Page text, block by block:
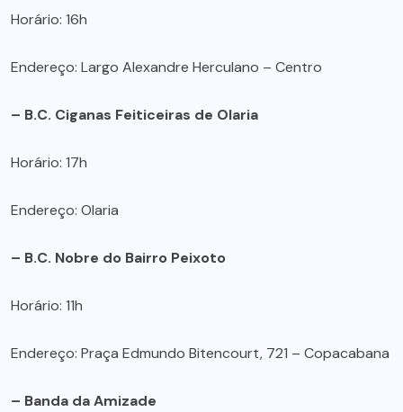
Horário: 16h
Endereço: Largo Alexandre Herculano – Centro
– B.C. Ciganas Feiticeiras de Olaria
Horário: 17h
Endereço: Olaria
– B.C. Nobre do Bairro Peixoto
Horário: 11h
Endereço: Praça Edmundo Bitencourt, 721 – Copacabana
– Banda da Amizade